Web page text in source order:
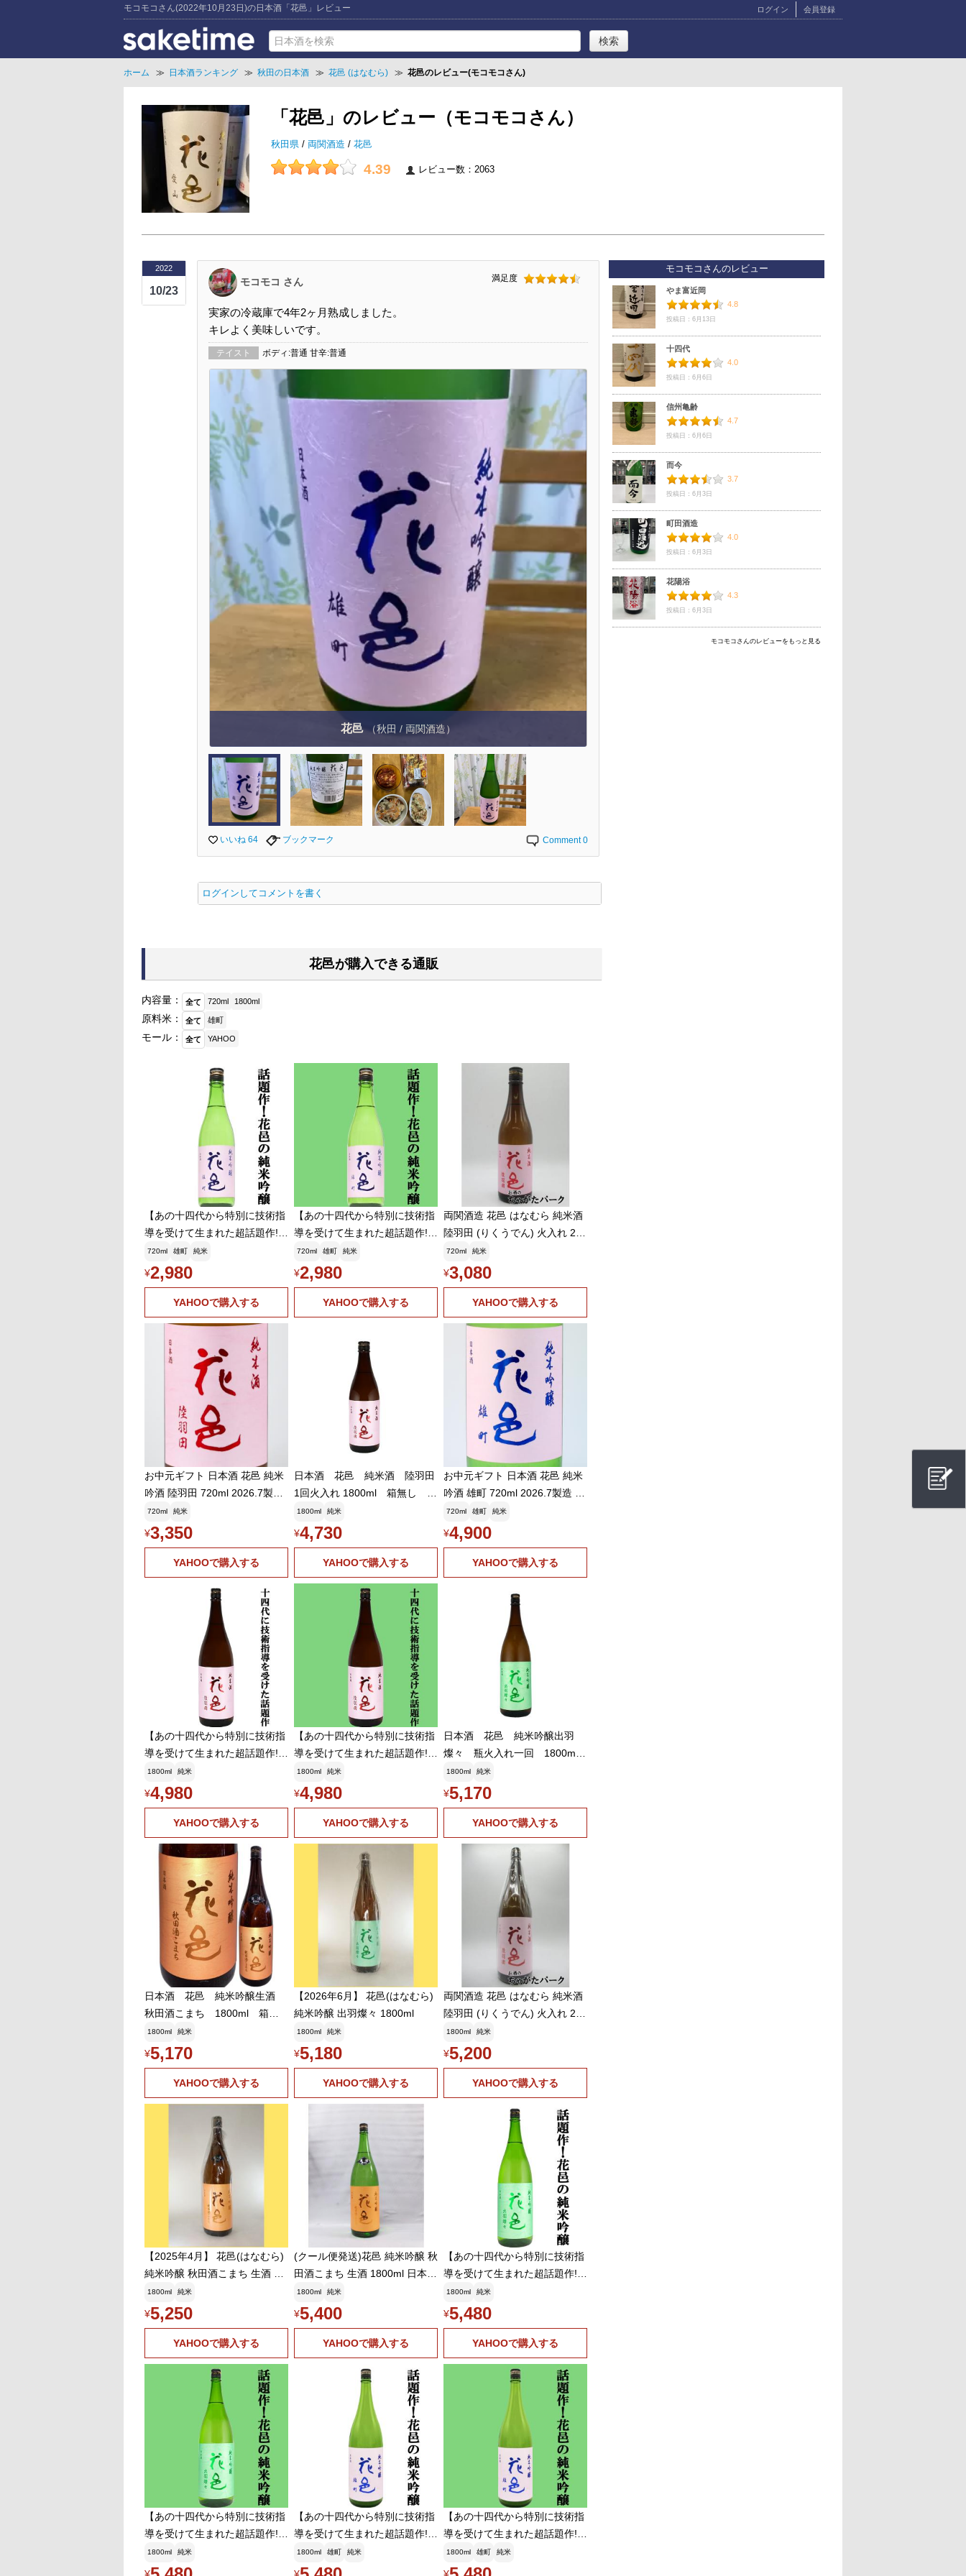
モコモコさん(2022年10月23日)の日本酒「花邑」レビュー ログイン 会員登録
ホーム ≫ 日本酒ランキング ≫ 秋田の日本酒 ≫ 花邑 (はなむら) ≫ 花邑のレビュー(モコモコさん)
「花邑」のレビュー（モコモコさん）
秋田県 / 両関酒造 / 花邑
4.39 レビュー数：2063
2022
10/23
モコモコ さん 満足度
実家の冷蔵庫で4年2ヶ月熟成しました。
キレよく美味しいです。
テイスト ボディ:普通 甘辛:普通
花邑 （秋田 / 両関酒造）
いいね 64 ブックマーク Comment 0
ログインしてコメントを書く
モコモコさんのレビュー
やま富近岡
4.8
投稿日：6月13日
十四代
4.0
投稿日：6月6日
信州亀齢
4.7
投稿日：6月6日
而今
3.7
投稿日：6月3日
町田酒造
4.0
投稿日：6月3日
花陽浴
4.3
投稿日：6月3日
モコモコさんのレビューをもっと見る
花邑が購入できる通販
内容量： 全て 720ml 1800ml
原料米： 全て 雄町
モール： 全て YAHOO
【あの十四代から特別に技術指
導を受けて生まれた超話題作!】
花邑(はなむら) 純米吟醸 雄
町(おまち) 精米歩合50% 火
入れ一回 720ml(クール便推
720ml 雄町 純米
¥2,980
YAHOOで購入する
【あの十四代から特別に技術指
導を受けて生まれた超話題作!】
花邑(はなむら) 純米吟醸 雄
町(おまち) 精米歩合50% 火
入れ一回 720ml(クール便推
720ml 雄町 純米
¥2,980
YAHOOで購入する
両関酒造 花邑 はなむら 純米酒
陸羽田 (りくうでん) 火入れ 26
年7月製造 720ml ■要冷蔵
720ml 純米
¥3,080
YAHOOで購入する
お中元ギフト 日本酒 花邑 純米
吟酒 陸羽田 720ml 2026.7製造
両関酒蔵
720ml 純米
¥3,350
YAHOOで購入する
日本酒 花邑 純米酒 陸羽田
1回火入れ 1800ml 箱無し 東
北 秋田県
1800ml 純米
¥4,730
YAHOOで購入する
お中元ギフト 日本酒 花邑 純米
吟酒 雄町 720ml 2026.7製造 両
関酒蔵
720ml 雄町 純米
¥4,900
YAHOOで購入する
【あの十四代から特別に技術指
導を受けて生まれた超話題作!】
花邑(はなむら) 純米酒 陸羽
田(りくうでん) 瓶火入れ一
回 1800ml(クール便推奨)(k)
1800ml 純米
¥4,980
YAHOOで購入する
【あの十四代から特別に技術指
導を受けて生まれた超話題作!】
花邑(はなむら) 純米酒 陸羽
田(りくうでん) 瓶火入れ一
回 1800ml(クール便推奨)(k)
1800ml 純米
¥4,980
YAHOOで購入する
日本酒 花邑 純米吟醸出羽
燦々 瓶火入れ一回 1800ml
東北 秋田県
1800ml 純米
¥5,170
YAHOOで購入する
日本酒 花邑 純米吟醸生酒
秋田酒こまち 1800ml 箱無
し 東北 秋田県
1800ml 純米
¥5,170
YAHOOで購入する
【2026年6月】 花邑(はなむら)
純米吟醸 出羽燦々 1800ml
1800ml 純米
¥5,180
YAHOOで購入する
両関酒造 花邑 はなむら 純米酒
陸羽田 (りくうでん) 火入れ 26
年6月製造 1800ml ■要冷蔵
1800ml 純米
¥5,200
YAHOOで購入する
【2025年4月】 花邑(はなむら)
純米吟醸 秋田酒こまち 生酒 18
00ml
1800ml 純米
¥5,250
YAHOOで購入する
(クール便発送)花邑 純米吟醸 秋
田酒こまち 生酒 1800ml 日本酒
(2026年4月)
1800ml 純米
¥5,400
YAHOOで購入する
【あの十四代から特別に技術指
導を受けて生まれた超話題作!】
花邑(はなむら) 純米吟醸 出
羽燦々(でわさんさん) 火入
れ 1800ml(クール便推奨)(k)
1800ml 純米
¥5,480
YAHOOで購入する
【あの十四代から特別に技術指
導を受けて生まれた超話題作!】
花邑(はなむら) 純米吟醸 出
羽燦々(でわさんさん) 火入
1800ml 純米
【あの十四代から特別に技術指
導を受けて生まれた超話題作!】
花邑(はなむら) 純米吟醸 雄
町(おまち) 精米歩合50% 火
1800ml 雄町 純米
【あの十四代から特別に技術指
導を受けて生まれた超話題作!】
花邑(はなむら) 純米吟醸 雄
町(おまち) 精米歩合50% 火
1800ml 雄町 純米